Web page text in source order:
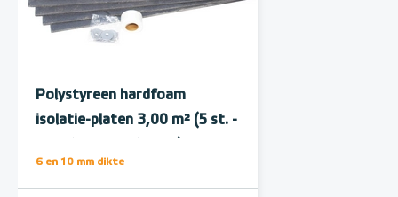
Polystyreen hardfoam
isolatie-platen 3,00 m² (5 st. -
6 en 10 mm dikte